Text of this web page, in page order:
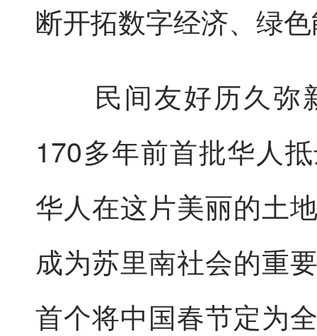
断开拓数字经济、绿
民间友好历久弥
170多年前首批华人
华人在这片美丽的土
成为苏里南社会的重
首个将中国春节定为